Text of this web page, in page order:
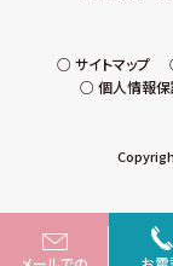
サイトマップ
個人情報